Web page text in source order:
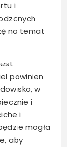
i
na temat
powinien
w
i
i
mogła
aby